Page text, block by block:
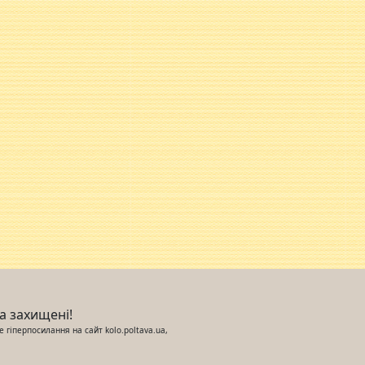
захищені!
гіперпосилання на сайт kolo.poltava.ua,